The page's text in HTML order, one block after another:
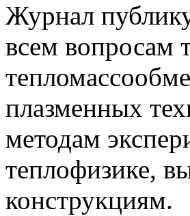
Журнал
всем вопросам
плазменных
методам
теплофизике,
конструкциям.